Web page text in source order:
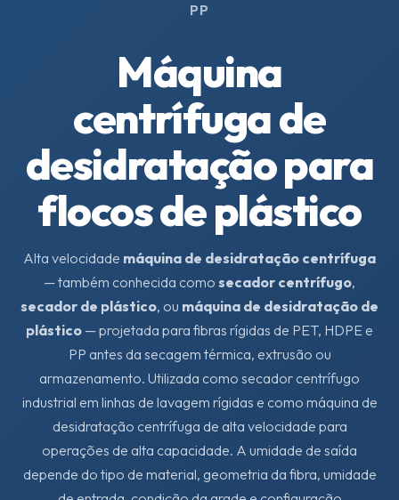
PP
Máquina
centrífuga de
desidratação para
flocos de plástico
Alta velocidade máquina de desidratação centrífuga
— também conhecida como secador centrífugo,
secador de plástico, ou máquina de desidratação de
plástico — projetada para fibras rígidas de PET, HDPE e
PP antes da secagem térmica, extrusão ou
armazenamento. Utilizada como secador centrífugo
industrial em linhas de lavagem rígidas e como máquina de
desidratação centrífuga de alta velocidade para
operações de alta capacidade. A umidade de saída
depende do tipo de material, geometria da fibra, umidade